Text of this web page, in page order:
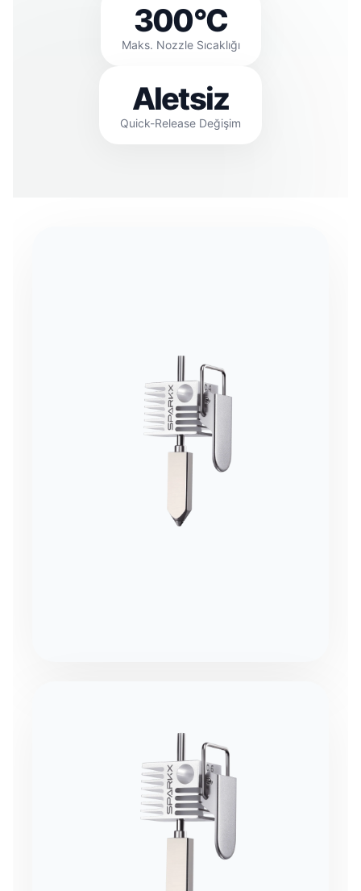
300°C
Maks. Nozzle Sıcaklığı
Aletsiz
Quick-Release Değişim